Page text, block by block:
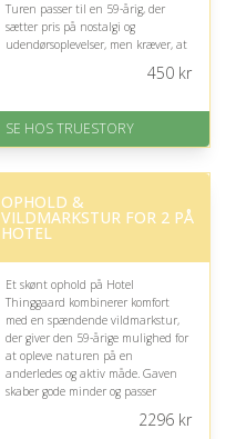
Turen passer til en 59-årig, der
sætter pris på nostalgi og
udendørsoplevelser, men kræver, at
Eller lav digitalt gavekort med det
Fremragende Trustpilot rating
450kr
SE HOS TRUESTORY
OPHOLD &
VILDMARKSTUR FOR 2 PÅ
HOTEL
Et skønt ophold på Hotel
Thinggaard kombinerer komfort
med en spændende vildmarkstur,
der giver den 59-årige mulighed for
at opleve naturen på en
anderledes og aktiv måde. Gaven
skaber gode minder og passer
oplevelser med både afslapning og
2296kr